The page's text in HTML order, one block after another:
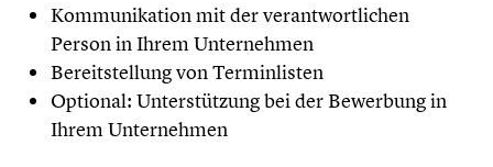
Kommunikation mit der verantwortlichen
Person in Ihrem Unternehmen
Bereitstellung von Terminlisten
Optional: Unterstützung bei der Bewerbung in
Ihrem Unternehmen